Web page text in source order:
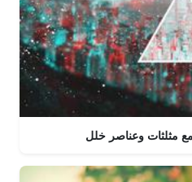
مثلثات وعناصر خلل